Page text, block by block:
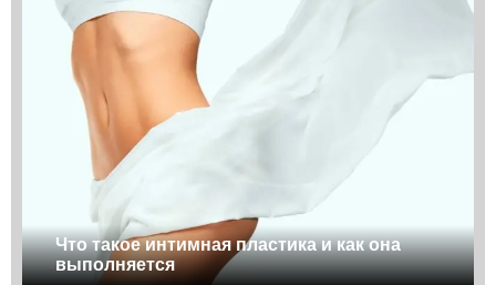
Что такое интимная пластика и как она
выполняется